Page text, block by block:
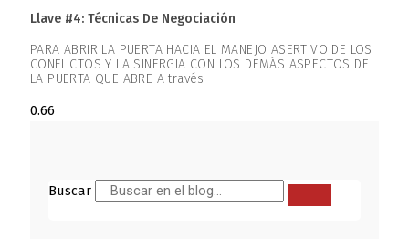
Llave #4: Técnicas De Negociación
PARA ABRIR LA PUERTA HACIA EL MANEJO ASERTIVO DE LOS
CONFLICTOS Y LA SINERGIA CON LOS DEMÁS ASPECTOS DE
LA PUERTA QUE ABRE A través
Buscar